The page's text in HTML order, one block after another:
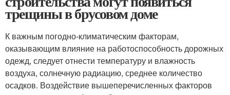
трещины в брусовом доме
К важным погодно-климатическим факторам,
оказывающим влияние на работоспособность дорожных
одежд, следует отнести температуру и влажность
воздуха, солнечную радиацию, среднее количество
осадков. Воздействие вышеперечисленных факторов